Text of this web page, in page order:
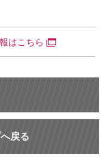
はこちら
戻る